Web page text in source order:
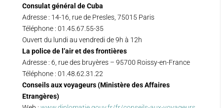
Consulat général de Cuba
Adresse : 14-16, rue de Presles, 75015 Paris
Téléphone : 01.45.67.55-35
Ouvert du lundi au vendredi de 9h à 12h
La police de l’air et des frontières
Adresse : 6, rue des bruyères – 95700 Roissy-en-France
Téléphone : 01.48.62.31.22
Conseils aux voyageurs (Ministère des Affaires
Etrangères)